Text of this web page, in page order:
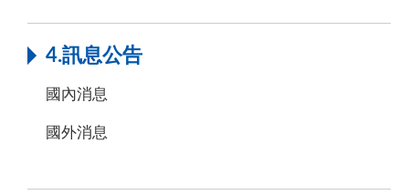
4.訊息公告
國內消息
國外消息